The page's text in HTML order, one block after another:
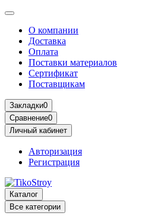
О компании
Доставка
Оплата
Поставки материалов
Сертификат
Поставщикам
Закладки0
Сравнение0
Личный кабинет
Авторизация
Регистрация
Каталог
Все категории